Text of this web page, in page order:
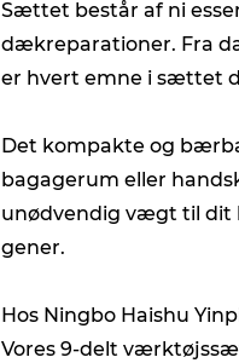
Sættet består af ni
dækreparationer. Fra
er hvert emne i sættet
Det kompakte og
bagagerum eller
unødvendig vægt til dit
gener.
Hos Ningbo Haishu
Vores 9-delt